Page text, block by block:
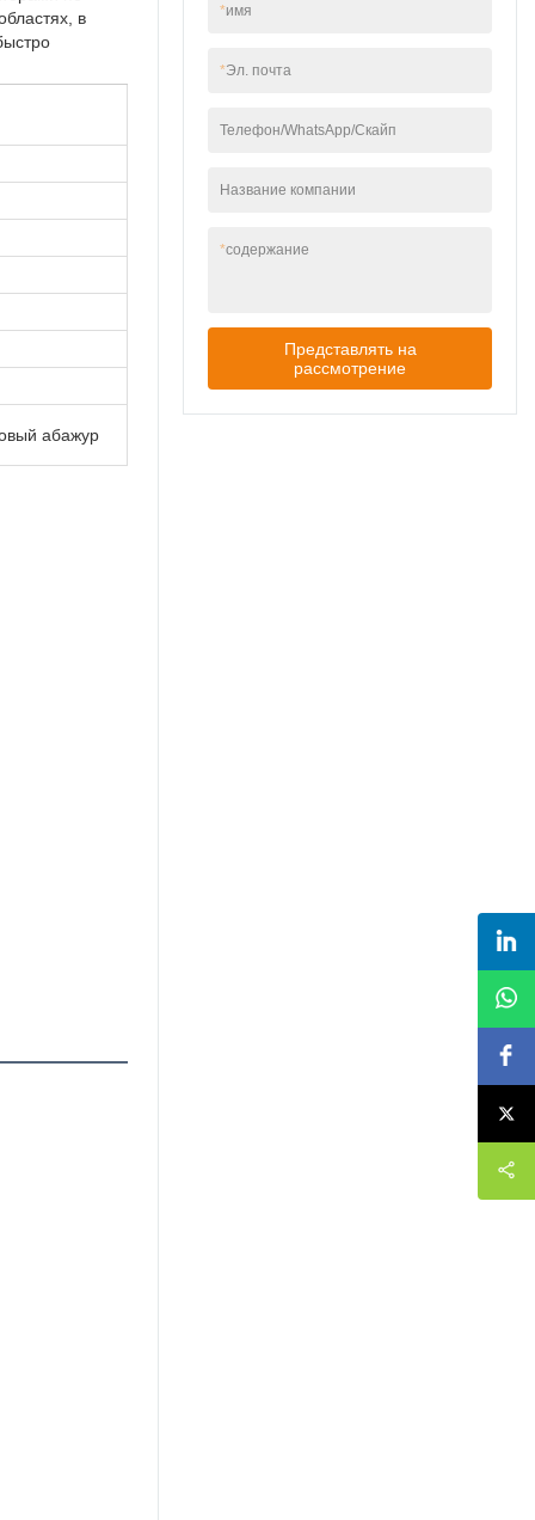
в
абажур
*имя
*Эл. почта
Телефон/WhatsApp/Скайп
Название компании
*содержание
Представлять на
рассмотрение